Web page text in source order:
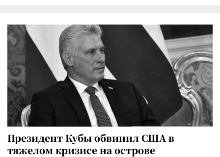
Президент Кубы обвинил США в
тяжелом кризисе на острове